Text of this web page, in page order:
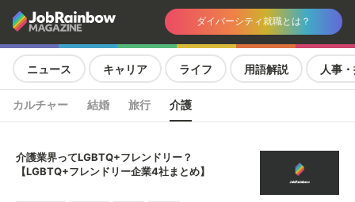
ダイバーシティ就職とは？
ニュース キャリア ライフ 用語解説 人事
カルチャー 結婚 旅行 介護
介護業界ってLGBTQ+フレンドリー？
【LGBTQ+フレンドリー企業4社まとめ】